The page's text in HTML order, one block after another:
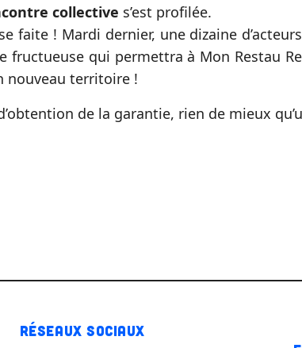
collective s’est profilée.
faite ! Mardi dernier, une dizaine
fructueuse qui permettra à Mon Restau
nouveau territoire !
de la garantie, rien de mieux
Réseaux sociaux